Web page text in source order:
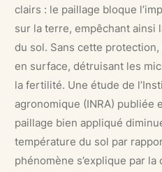
clairs : le paillage bloque
sur la terre, empêchant ainsi
du sol. Sans cette
en surface, détruisant les
la fertilité. Une étude de
agronomique (INRA) publiée
paillage bien appliqué
température du sol par
phénomène s’explique par